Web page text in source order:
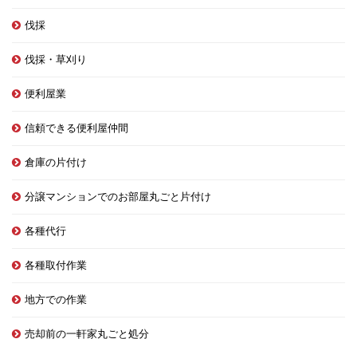
伐採
伐採・草刈り
便利屋業
信頼できる便利屋仲間
倉庫の片付け
分譲マンションでのお部屋丸ごと片付け
各種代行
各種取付作業
地方での作業
売却前の一軒家丸ごと処分